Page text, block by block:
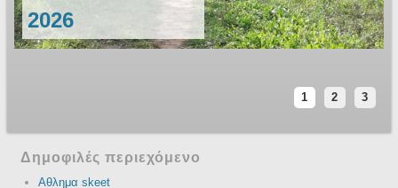
2026
1 2 3
Δημοφιλές περιεχόμενο
Αθλημα skeet